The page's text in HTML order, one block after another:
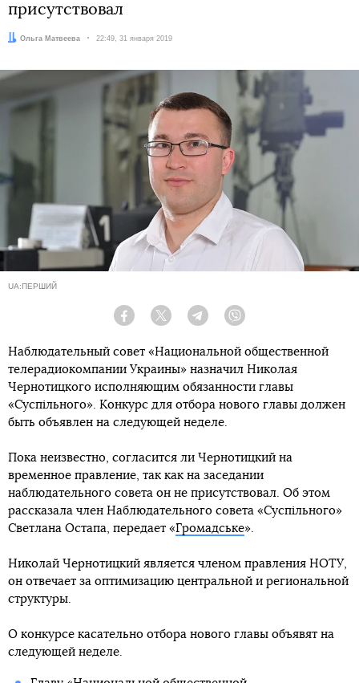
присутствовал
Автор:
Ольга Матвеева Дата:
22:49, 31 января 2019
UA:ПЕРШИЙ
Facebook Twitter Telegram
Наблюдательный совет «Национальной общественной
телерадиокомпании Украины» назначил Николая
Чернотицкого исполняющим обязанности главы
«Суспільного». Конкурс для отбора нового главы должен
быть объявлен на следующей неделе.
Пока неизвестно, согласится ли Чернотицкий на
временное правление, так как на заседании
наблюдательного совета он не присутствовал. Об этом
рассказала член Наблюдательного совета «Суспільного»
Светлана Остапа, передает «Громадське».
Николай Чернотицкий является членом правления НОТУ,
он отвечает за оптимизацию центральной и региональной
структуры.
О конкурсе касательно отбора нового главы объявят на
следующей неделе.